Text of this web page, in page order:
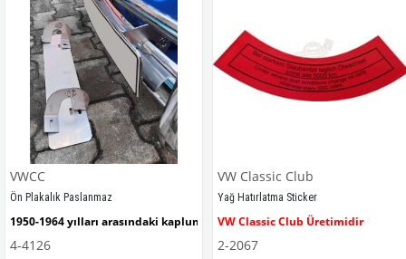
VWCC
Ön Plakalık Paslanmaz
1950-1964 yılları arasındaki kaplumbağa modelleri ile uyumludur.
4-4126
VW Classic Club
Yağ Hatırlatma Sticker
VW Classic Club Üretimidir
2-2067